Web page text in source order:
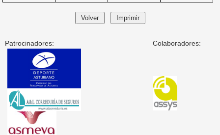
Patrocinadores: Colaboradores: